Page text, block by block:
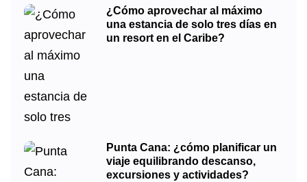
¿Cómo aprovechar al máximo
una estancia de solo tres días en
un resort en el Caribe?
Punta Cana: ¿cómo planificar un
viaje equilibrando descanso,
excursiones y actividades?